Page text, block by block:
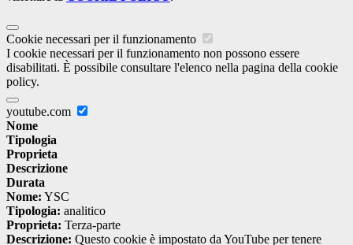
Cookie necessari per il funzionamento
I cookie necessari per il funzionamento non possono essere
disabilitati. È possibile consultare l'elenco nella pagina della cookie
policy.
youtube.com
Nome
Tipologia
Proprieta
Descrizione
Durata
Nome: YSC
Tipologia: analitico
Proprieta: Terza-parte
Descrizione: Questo cookie è impostato da YouTube per tenere